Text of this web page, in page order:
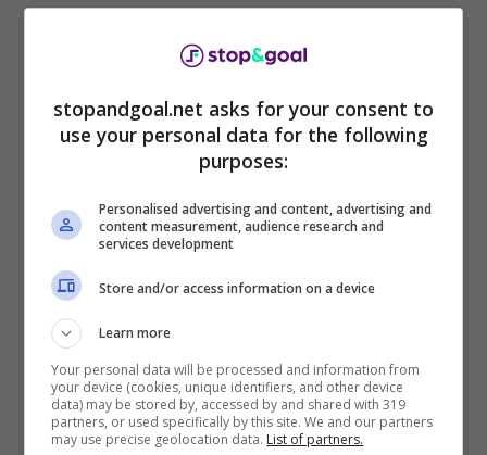
di saldo.
Mercato Milan: i rossoneri sognano in grande e mettono nel
mirino Kimpembe del Paris Saint Germain
Kimpembe al Milan, la
stopandgoal.net asks for your consent to
use your personal data for the following
purposes:
Personalised advertising and content, advertising and
content measurement, audience research and
services development
Store and/or access information on a device
Learn more
Your personal data will be processed and information from
your device (cookies, unique identifiers, and other device
data) may be stored by, accessed by and shared with 319
partners, or used specifically by this site. We and our partners
may use precise geolocation data. List of partners.